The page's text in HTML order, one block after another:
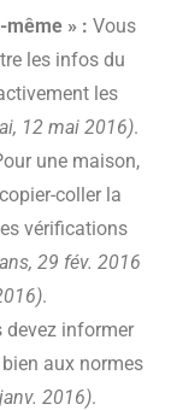
même » : Vous
les infos du
les
12 mai 2016).
une maison,
coller la
vérifications
29 fév. 2016
.
devez informer
aux normes
2016).